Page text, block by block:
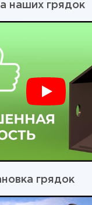
наших грядок
грядок